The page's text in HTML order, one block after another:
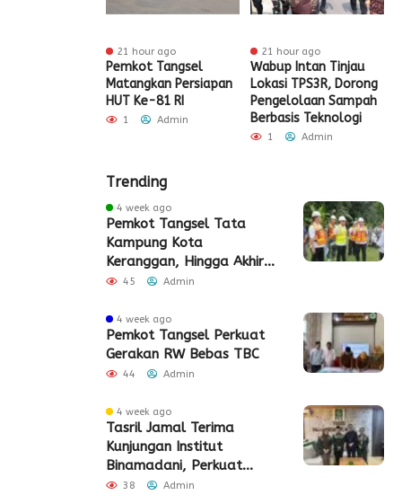
21 hour ago
Pemkot Tangsel
Matangkan Persiapan
HUT Ke-81 RI
1 Admin
21 hour ago
Wabup Intan Tinjau
Lokasi TPS3R, Dorong
Pengelolaan Sampah
Berbasis Teknologi
1 Admin
Trending
4 week ago
Pemkot Tangsel Tata
Kampung Kota
Keranggan, Hingga Akhir
2026
45 Admin
4 week ago
Pemkot Tangsel Perkuat
Gerakan RW Bebas TBC
44 Admin
4 week ago
Tasril Jamal Terima
Kunjungan Institut
Binamadani, Perkuat
Sinergi Bangun SDM Kota
38 Admin